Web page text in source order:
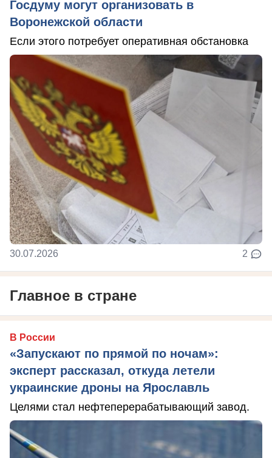
Госдуму могут организовать в
Воронежской области
Если этого потребует оперативная обстановка
30.07.2026 2
Главное в стране
В России
«Запускают по прямой по ночам»:
эксперт рассказал, откуда летели
украинские дроны на Ярославль
Целями стал нефтеперерабатывающий завод.